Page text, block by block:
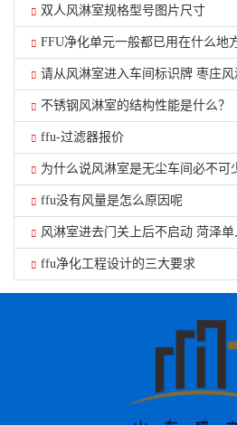
双人风淋室规格型号图片尺寸
FFU净化单元一般都已用在什么地
请从风淋室进入车间标识牌 枣庄风
不锈钢风淋室的结构性能是什么？
ffu-过滤器报价
为什么说风淋室是无尘车间必不可
ffu没有风量是怎么原因呢
风淋室进去门关上后不启动 菏泽单
ffu净化工程设计的三大要求